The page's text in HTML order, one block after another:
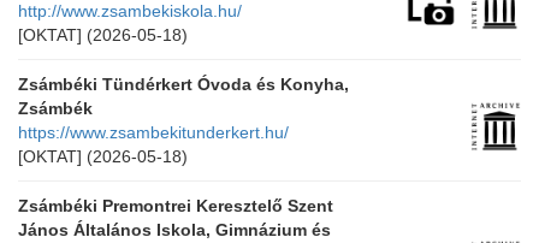
http://www.zsambekiskola.hu/
[OKTAT] (2026-05-18)
Zsámbéki Tündérkert Óvoda és Konyha,
Zsámbék
https://www.zsambekitunderkert.hu/
[OKTAT] (2026-05-18)
Zsámbéki Premontrei Keresztelő Szent
János Általános Iskola, Gimnázium és